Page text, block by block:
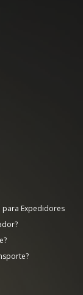
para Expedidores